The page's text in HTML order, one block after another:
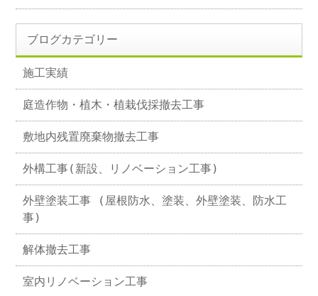
ブログカテゴリー
施工実績
庭造作物・植木・植栽伐採撤去工事
敷地内残置廃棄物撤去工事
外構工事(新設、リノベーション工事)
外壁塗装工事 (屋根防水、塗装、外壁塗装、防水工
事)
解体撤去工事
室内リノベーション工事